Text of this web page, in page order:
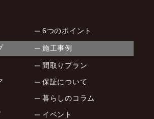
6つのポイント
施工事例
間取りプラン
保証について
暮らしのコラム
イベント